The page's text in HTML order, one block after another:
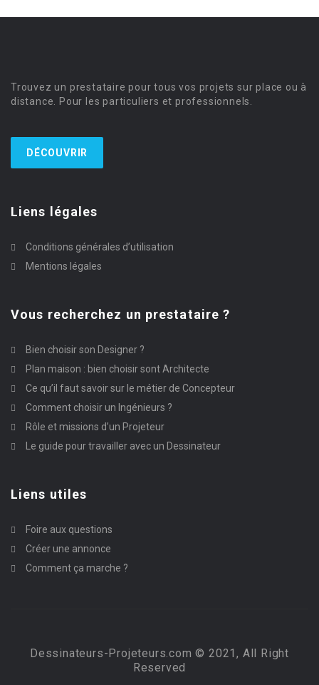
Trouvez un prestataire pour tous vos projets sur place ou à
distance. Pour les particuliers et professionnels.
DÉCOUVRIR
Liens légales
Conditions générales d’utilisation
Mentions légales
Vous recherchez un prestataire ?
Bien choisir son Designer ?
Plan maison : bien choisir sont Architecte
Ce qu’il faut savoir sur le métier de Concepteur
Comment choisir un Ingénieurs ?
Rôle et missions d’un Projeteur
Le guide pour travailler avec un Dessinateur
Liens utiles
Foire aux questions
Créer une annonce
Comment ça marche ?
Dessinateurs-Projeteurs.com © 2021, All Right
Reserved